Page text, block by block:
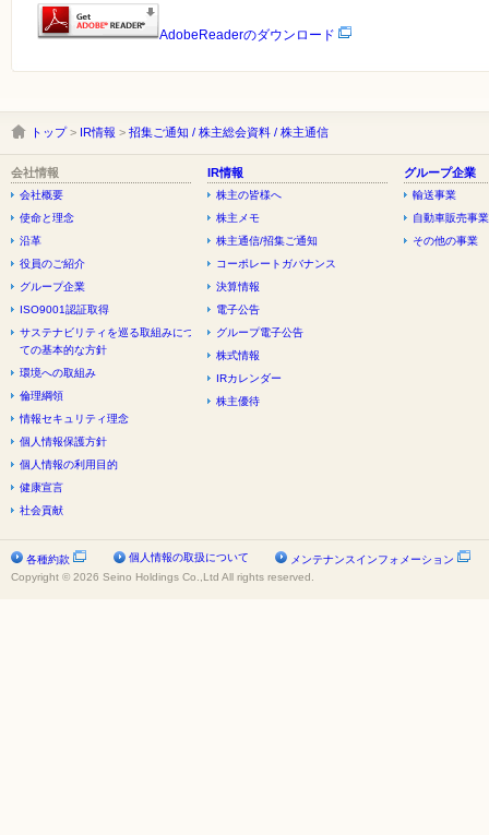
AdobeReaderのダウンロード
トップ> IR情報 > 招集ご通知 / 株主総会資料 / 株主通信
会社情報
会社概要
使命と理念
沿革
役員のご紹介
グループ企業
ISO9001認証取得
サステナビリティを巡る取組みについ
ての基本的な方針
環境への取組み
倫理綱領
情報セキュリティ理念
個人情報保護方針
個人情報の利用目的
健康宣言
社会貢献
IR情報
株主の皆様へ
株主メモ
株主通信/招集ご通知
コーポレートガバナンス
決算情報
電子公告
グループ電子公告
株式情報
IRカレンダー
株主優待
グループ企業
輸送事業
自動車販売事業
その他の事業
各種約款 個人情報の取扱について
メンテナンスインフォメーション
Copyright © 2026 Seino Holdings Co.,Ltd All rights reserved.